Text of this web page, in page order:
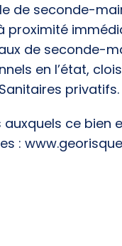
de seconde-
proximité
de seconde-
en l’état,
privatifs.
ce bien
: